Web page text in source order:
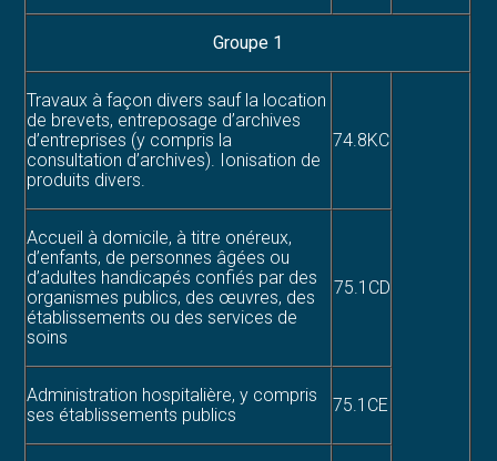
Groupe 1
Travaux à façon divers sauf la location
de brevets, entreposage d’archives
d’entreprises (y compris la
consultation d’archives). Ionisation de
produits divers.
74.8KC
Accueil à domicile, à titre onéreux,
d’enfants, de personnes âgées ou
d’adultes handicapés confiés par des
organismes publics, des œuvres, des
établissements ou des services de
soins
75.1CD
Administration hospitalière, y compris
ses établissements publics
75.1CE